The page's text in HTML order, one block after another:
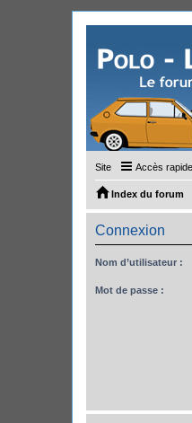
Site Accès rapide
Index du forum
Connexion
Nom d’utilisateur :
Mot de passe :